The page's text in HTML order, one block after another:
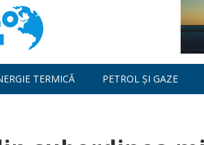
TERMICĂ PETROL ȘI GAZE